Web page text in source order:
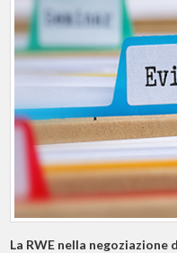
La RWE nella negoziazione